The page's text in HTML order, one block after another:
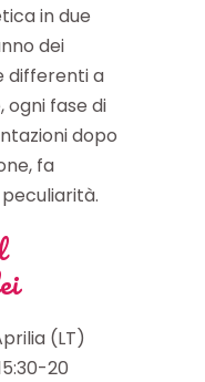
in due
dei
differenti a
ogni fase di
dopo
fa
(LT)
20